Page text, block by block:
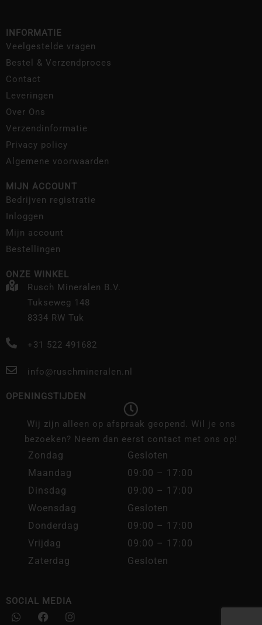
INFORMATIE
Veelgestelde vragen
Bestel & Verzendproces
Contact
Leveringen
Over Ons
Verzendinformatie
Privacy policy
Algemene voorwaarden
MIJN ACCOUNT
Bedrijven registratie
Inloggen
Mijn account
Bestellingen
ONZE WINKEL
Rusch Mineralen B.V.
Tukseweg 148
8334 RW Tuk
+31 522 491682
info@ruschmineralen.nl
OPENINGSTIJDEN
Wij zijn alleen op afspraak geopend. Wil je ons
bezoeken? Neem dan eerst contact met ons op!
Zondag
Gesloten
Maandag
09:00 – 17:00
Dinsdag
09:00 – 17:00
Woensdag
Gesloten
Donderdag
09:00 – 17:00
Vrijdag
09:00 – 17:00
Zaterdag
Gesloten
SOCIAL MEDIA
W
h
F
a
I
n